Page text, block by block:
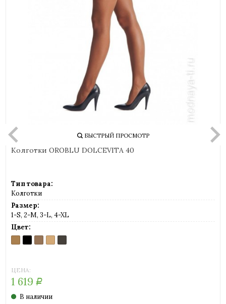
БЫСТРЫЙ ПРОСМОТР
Колготки OROBLU DOLCEVITA 40
Тип товара:
Колготки
Размер:
1-S, 2-M, 3-L, 4-XL
Цвет:
AMBRE
(загар)
BLACKMANDEL
(бледно-
SABLE
(светло-
SINGAPOUR
(серо-
ЦЕНА:
1 619 Р
В наличии